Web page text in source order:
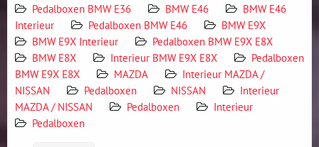
Pedalboxen BMW E36
BMW E46
BMW E46
Interieur
Pedalboxen BMW E46
BMW E9X
BMW E9X Interieur
Pedalboxen BMW E9X E8X
BMW E8X
Interieur BMW E9X E8X
Pedalboxen
BMW E9X E8X
MAZDA
Interieur MAZDA /
NISSAN
Pedalboxen NISSAN
Interieur
MAZDA / NISSAN
Pedalboxen
Interieur
Pedalboxen